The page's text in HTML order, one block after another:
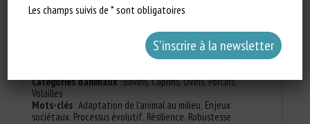
Publié en 2024
Catégories d'animaux:Bovins,Caprins,Ovins,Porcins,
Volailles
Mots-clés:Adaptation de l'animal au milieu, Enjeux
sociétaux, Processus évolutif, Résilience, Robustesse
Les champs suivis de * sont obligatoires